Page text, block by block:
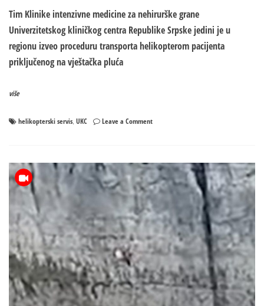
Tim Klinike intenzivne medicine za nehirurške grane
Univerzitetskog kliničkog centra Republike Srpske jedini je u
regionu izveo proceduru transporta helikopterom pacijenta
priključenog na vještačka pluća
više
helikopterski servis UKC Leave a Commenton
priključen
na
vještačka
pluća:
Podvig
UKC-
a
Srpske